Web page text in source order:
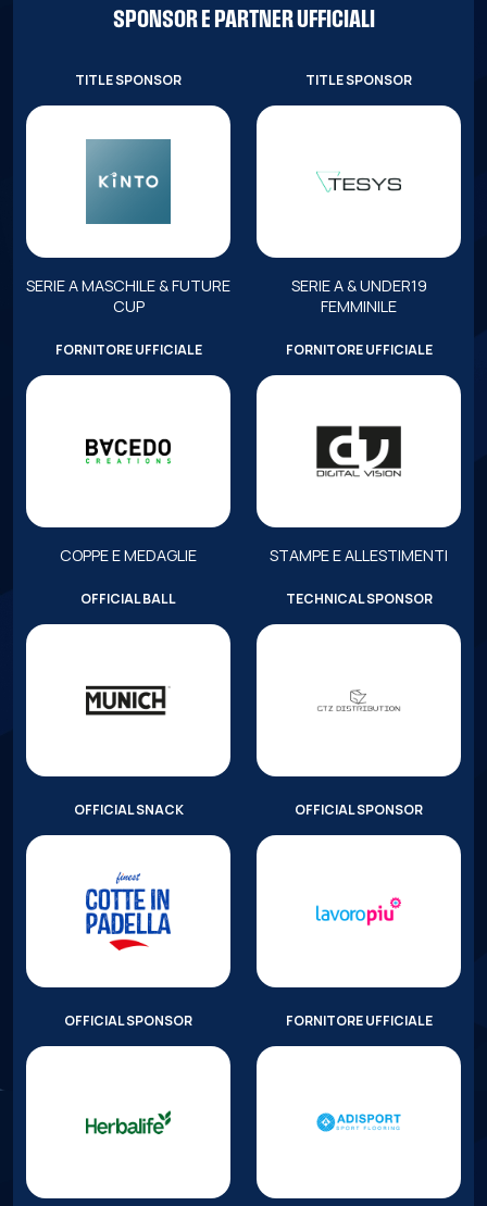
SPONSOR E PARTNER UFFICIALI
TITLE SPONSOR
SERIE A MASCHILE & FUTURE
CUP
TITLE SPONSOR
SERIE A & UNDER19
FEMMINILE
FORNITORE UFFICIALE
COPPE E MEDAGLIE
FORNITORE UFFICIALE
STAMPE E ALLESTIMENTI
OFFICIAL BALL TECHNICAL SPONSOR
OFFICIAL SNACK OFFICIAL SPONSOR
OFFICIAL SPONSOR FORNITORE UFFICIALE